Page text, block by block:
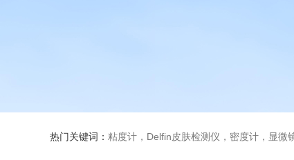
热门关键词： 粘度计，Delfin皮肤检测仪，密度计，显微